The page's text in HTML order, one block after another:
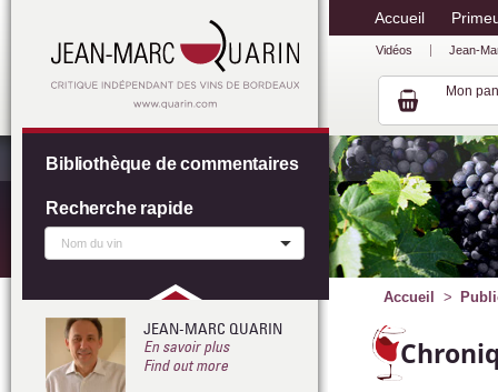
Accueil
Vidéos Jean-
Mon
Accueil
Bibliothèque de commentaires
Recherche rapide
JEAN-MARC QUARIN
En savoir plus
Find out more